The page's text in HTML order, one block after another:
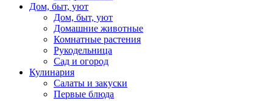
Дом, быт, уют
Дом, быт, уют
Домашние животные
Комнатные растения
Рукодельница
Сад и огород
Кулинария
Салаты и закуски
Первые блюда